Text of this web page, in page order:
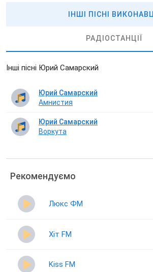
ІНШІ ПІСНІ
РАДІОСТАНЦІЇ
Інші пісні Юрий Самарский
Юрий Самарский
Амнистия
Юрий Самарский
Воркута
Рекомендуємо
Люкс ФМ
Хіт FM
Kiss FM